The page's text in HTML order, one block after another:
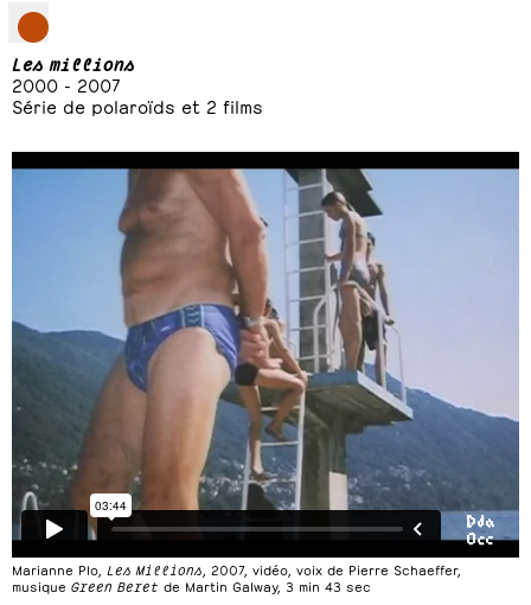
Les millions
2000 - 2007
Série de polaroïds et 2 films
Marianne Plo, Les Millions , 2007, vidéo, voix de Pierre Schaeffer,
musique Green Beret de Martin Galway, 3 min 43 sec